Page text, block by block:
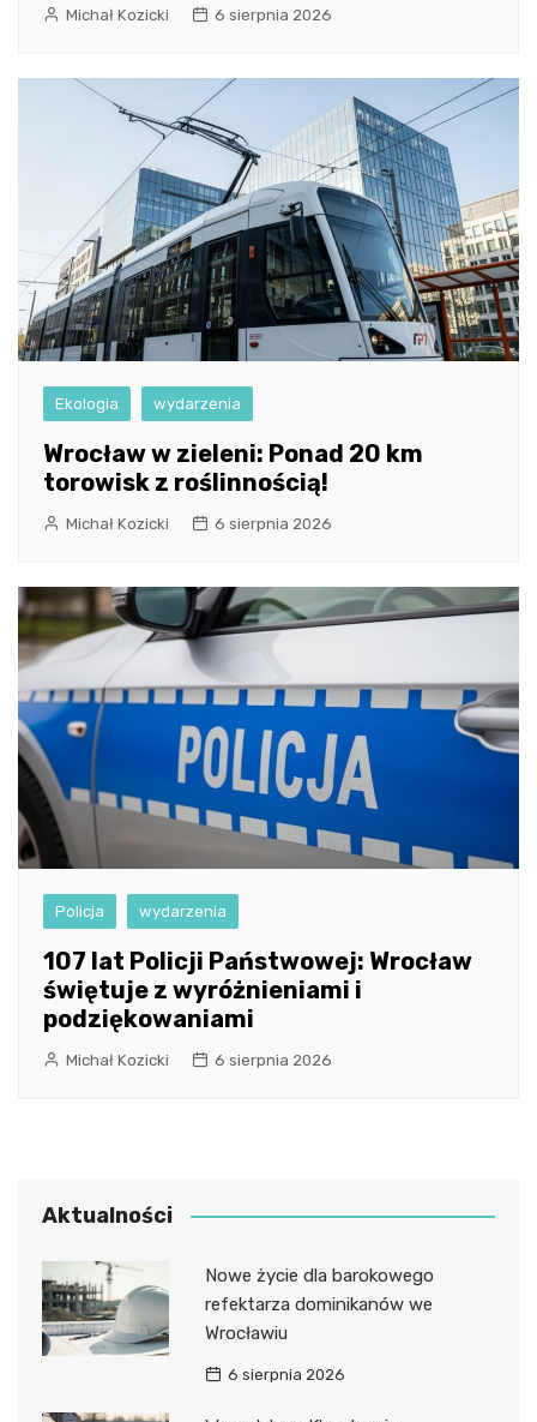
Michał Kozicki 6 sierpnia 2026
Ekologia wydarzenia
Wrocław w zieleni: Ponad 20 km
torowisk z roślinnością!
Michał Kozicki 6 sierpnia 2026
Policja wydarzenia
107 lat Policji Państwowej: Wrocław
świętuje z wyróżnieniami i
podziękowaniami
Michał Kozicki 6 sierpnia 2026
Aktualności
Nowe życie dla barokowego
refektarza dominikanów we
Wrocławiu
6 sierpnia 2026